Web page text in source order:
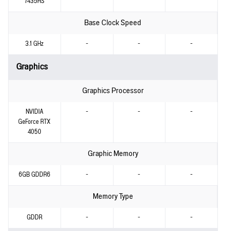
Base Clock Speed
3.1 GHz - - -
Graphics
Graphics Processor
NVIDIA
GeForce RTX
4050
- - -
Graphic Memory
6GB GDDR6 - - -
Memory Type
GDDR - - -